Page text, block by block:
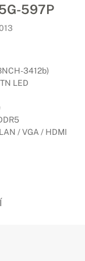
597P
3412b)
LED
/ VGA / HDMI